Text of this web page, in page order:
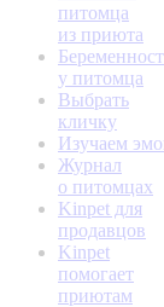
питомца
из приюта
у питомца
Выбрать
кличку
Изучаем
Журнал
о питомцах
Kinpet для
продавцов
Kinpet
помогает
приютам